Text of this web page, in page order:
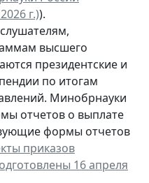
г.)).
высшего
президентские и
по итогам
Минобрнауки
отчетов о выплате
формы отчетов
приказов
16 апреля